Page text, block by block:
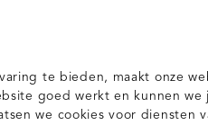
te bieden, maakt onze
goed werkt en kunnen we
we cookies voor diensten